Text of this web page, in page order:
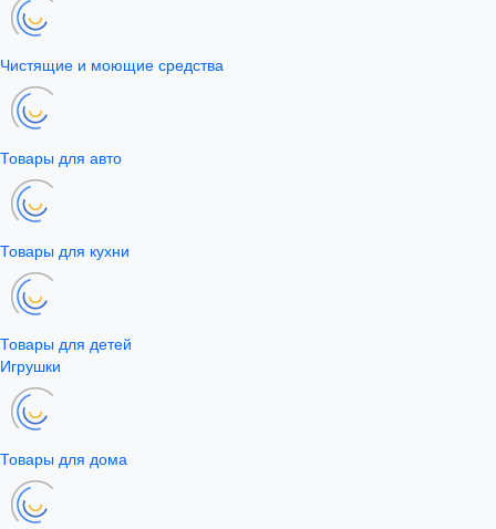
Чистящие и моющие средства
Товары для авто
Товары для кухни
Товары для детей
Игрушки
Товары для дома